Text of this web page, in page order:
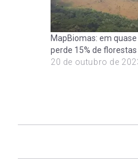
MapBiomas: em quase
perde 15% de
20 de outubro de